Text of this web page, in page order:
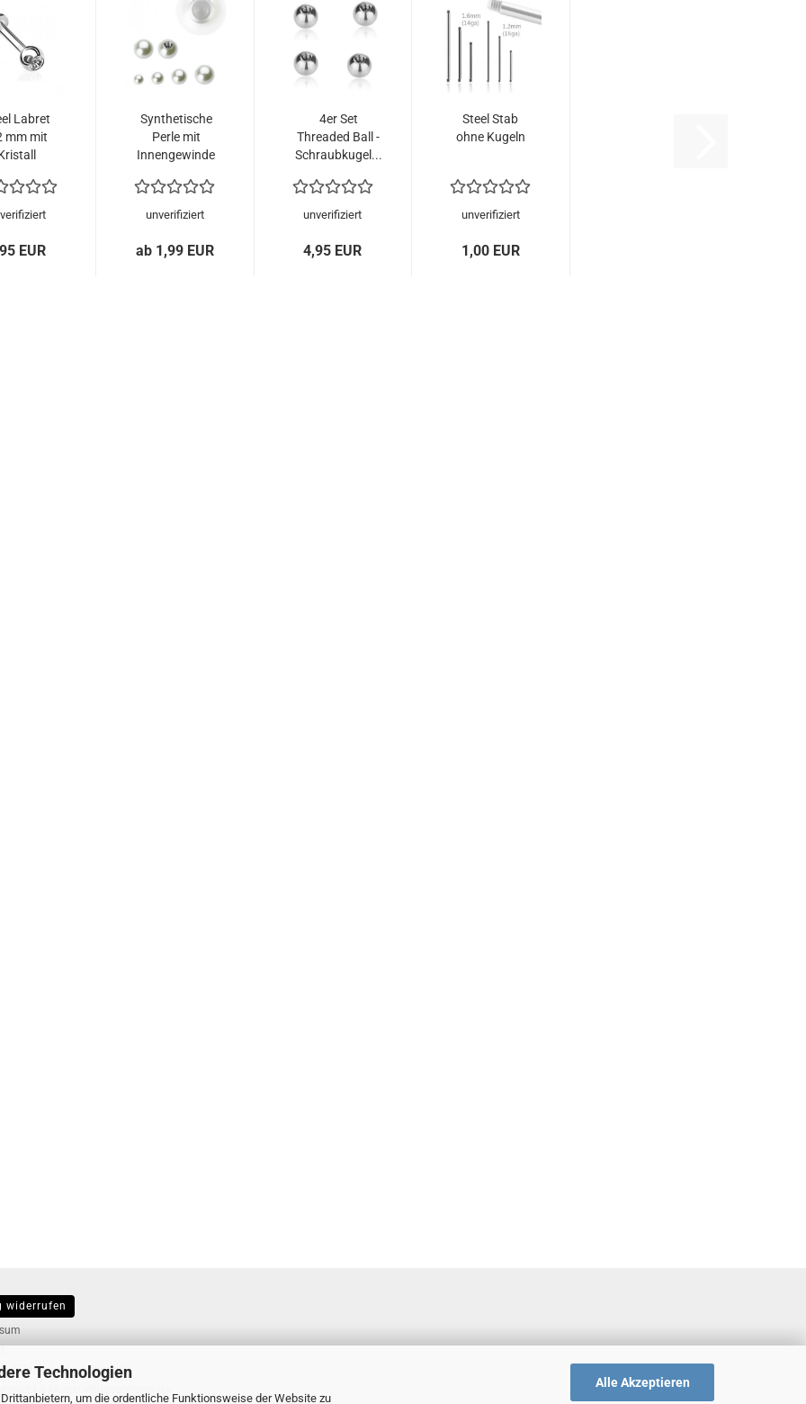
Technologien
um die ordentliche Funktionsweise der Website zu
Alle Akzeptieren
Labret
mm mit
EUR
Synthetische
Perle mit
Innengewinde
unverifiziert
ab 1,99 EUR
4er Set
Threaded Ball -
Schraubkugel...
unverifiziert
4,95 EUR
Steel Stab
ohne Kugeln
unverifiziert
1,00 EUR
& Zahlungsbedingungen
widerrufen